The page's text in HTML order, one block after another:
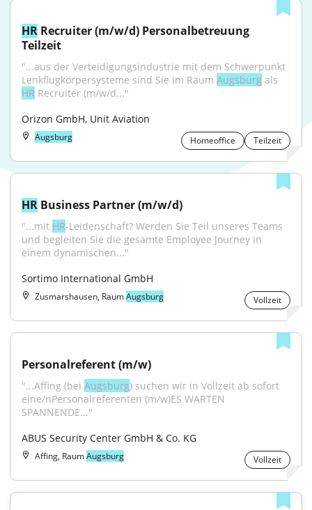
HR Recruiter (m/w/d) Personalbetreuung
Teilzeit
"...aus der Verteidigungsindustrie mit dem Schwerpunkt
Lenkflugkörpersysteme sind Sie im Raum Augsburg
HR Recruiter (m/w/d..."
Orizon GmbH, Unit Aviation
Augsburg Homeoffice Teilzeit
HR Business Partner (m/w/d)
"...mit HR-Leidenschaft? Werden Sie Teil unseres Teams
und begleiten Sie die gesamte Employee Journey in
einem dynamischen..."
Sortimo International GmbH
Zusmarshausen, RaumAugsburg Vollzeit
Personalreferent (m/w)
"...Affing (bei Augsburg) suchen wir in Vollzeit ab sofort
eine/nPersonalreferenten (m/w)ES WARTEN
SPANNENDE..."
ABUS Security Center GmbH & Co. KG
Affing, RaumAugsburg Vollzeit